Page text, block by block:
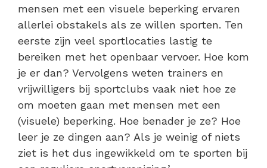
mensen met een visuele beperking ervaren
allerlei obstakels als ze willen sporten. Ten
eerste zijn veel sportlocaties lastig te
bereiken met het openbaar vervoer. Hoe kom
je er dan? Vervolgens weten trainers en
vrijwilligers bij sportclubs vaak niet hoe ze
om moeten gaan met mensen met een
(visuele) beperking. Hoe benader je ze? Hoe
leer je ze dingen aan? Als je weinig of niets
ziet is het dus ingewikkeld om te sporten bij